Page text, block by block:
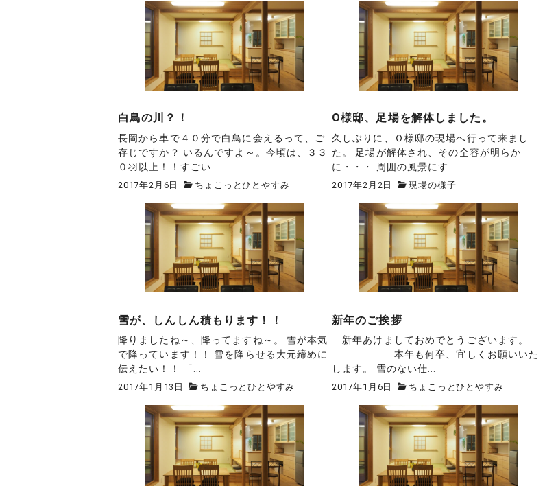
白鳥の川？！
長岡から車で４０分で白鳥に会えるって、ご
存じですか？ いるんですよ～。今頃は、３３
０羽以上！！すごい...
2017年2月6日 ちょこっとひとやすみ
O様邸、足場を解体しました。
久しぶりに、Ｏ様邸の現場へ行って来まし
た。 足場が解体され、その全容が明らか
に・・・ 周囲の風景にす...
2017年2月2日 現場の様子
雪が、しんしん積もります！！
降りましたね～、降ってますね～。 雪が本気
で降っています！！ 雪を降らせる大元締めに
伝えたい！！ 「...
2017年1月13日 ちょこっとひとやすみ
新年のご挨拶
新年あけましておめでとうございます。
本年も何卒、宜しくお願いいた
します。 雪のない仕...
2017年1月6日 ちょこっとひとやすみ